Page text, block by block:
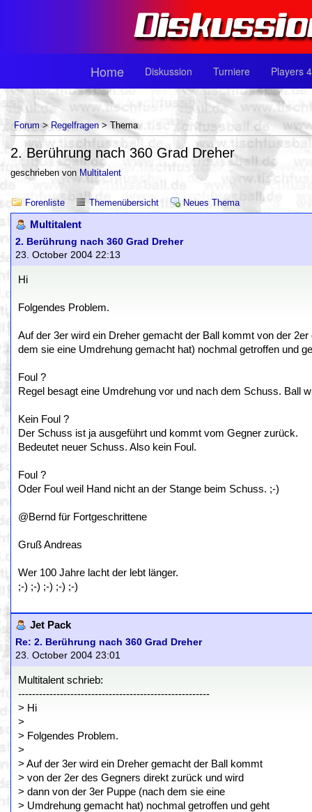
Home Diskussion Turniere Players
Forum > Regelfragen > Thema
2. Berührung nach 360 Grad Dreher
geschrieben von Multitalent
Forenliste Themenübersicht Neues Thema
Multitalent
2. Berührung nach 360 Grad Dreher
23. October 2004 22:13
Hi
Folgendes Problem.
Auf der 3er wird ein Dreher gemacht der Ball kommt von der
dem sie eine Umdrehung gemacht hat) nochmal getroffen und
Foul ?
Regel besagt eine Umdrehung vor und nach dem Schuss. Ball
Kein Foul ?
Der Schuss ist ja ausgeführt und kommt vom Gegner zurück.
Bedeutet neuer Schuss. Also kein Foul.
Foul ?
Oder Foul weil Hand nicht an der Stange beim Schuss. ;-)
@Bernd für Fortgeschrittene
Gruß Andreas
Wer 100 Jahre lacht der lebt länger.
;-) ;-) ;-) ;-) ;-)
Jet Pack
Re: 2. Berührung nach 360 Grad Dreher
23. October 2004 23:01
Multitalent schrieb:
-------------------------------------------------------
> Hi
>
> Folgendes Problem.
>
> Auf der 3er wird ein Dreher gemacht der Ball kommt
> von der 2er des Gegners direkt zurück und wird
> dann von der 3er Puppe (nach dem sie eine
> Umdrehung gemacht hat) nochmal getroffen und geht